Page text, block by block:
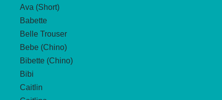
auf
der
Produktseite
gewählt
werden
Ava (Short)
Babette
Belle Trouser
Bebe (Chino)
Bibette (Chino)
Bibi
Caitlin